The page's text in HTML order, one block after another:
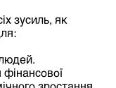
зусиль, як